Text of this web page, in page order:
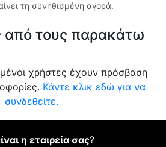
τη συνηθισμένη αγορά.
από τους παρακάτω
χρήστες έχουν πρόσβαση
Κάντε κλικ εδώ για να
συνδεθείτε.
η εταιρεία σας?